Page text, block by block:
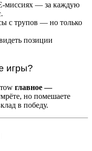
миссиях — за каждую
с трупов — но только
позиции
игры?
главное —
но помешаете
в победу.